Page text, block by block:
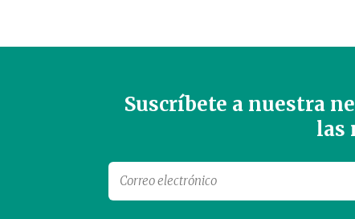
Suscríbete a nuestra
las